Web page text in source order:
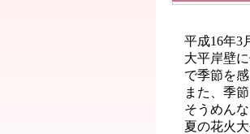
平成16年3
大平岸壁
で季節を
また、季
そうめん
夏の花火